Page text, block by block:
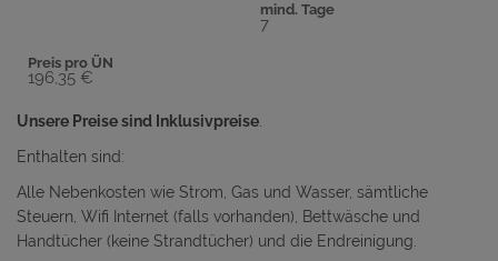
mind. Tage
7
Preis pro ÜN
196,35 €
Unsere Preise sind Inklusivpreise
Enthalten sind:
Alle Nebenkosten wie Strom, Gas und Wasser, sämtliche
Steuern, Wifi Internet (falls vorhanden), Bettwäsche und
Handtücher (keine Strandtücher) und die Endreinigung.